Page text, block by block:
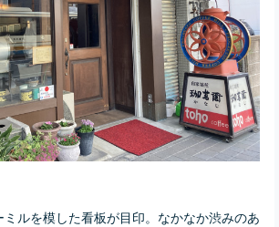
ルを模した看板が目印。なかなか渋みのあ